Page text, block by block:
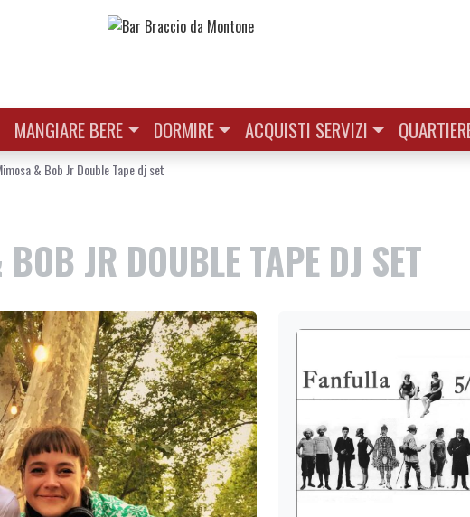
MANGIARE BERE DORMIRE ACQUISTI SERVIZI
& Bob Jr Double Tape dj set
JR DOUBLE TAPE DJ SET